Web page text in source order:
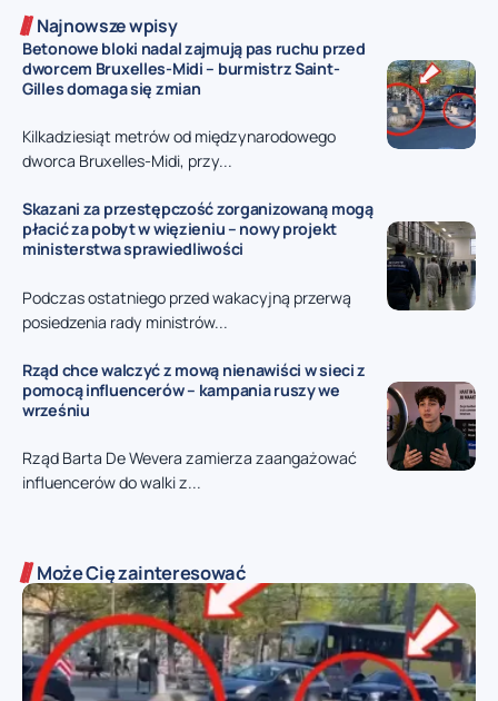
Najnowsze wpisy
Betonowe bloki nadal zajmują pas ruchu przed
dworcem Bruxelles-Midi – burmistrz Saint-
Gilles domaga się zmian
Kilkadziesiąt metrów od międzynarodowego
dworca Bruxelles-Midi, przy...
Skazani za przestępczość zorganizowaną mogą
płacić za pobyt w więzieniu – nowy projekt
ministerstwa sprawiedliwości
Podczas ostatniego przed wakacyjną przerwą
posiedzenia rady ministrów...
Rząd chce walczyć z mową nienawiści w sieci z
pomocą influencerów – kampania ruszy we
wrześniu
Rząd Barta De Wevera zamierza zaangażować
influencerów do walki z...
Może Cię zainteresować